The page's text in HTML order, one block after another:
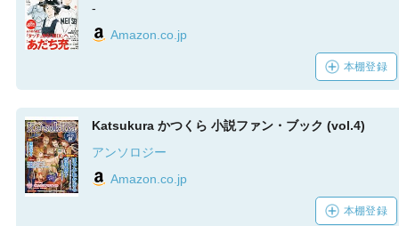
-
Amazon.co.jp
本棚登録
Katsukura かつくら 小説ファン・ブック (vol.4)
アンソロジー
Amazon.co.jp
本棚登録